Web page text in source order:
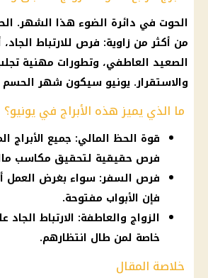
الحوت في دائرة الضوء هذا الشهر.
من أكثر من زاوية: فرص للارتباط
الصعيد العاطفي، وتطورات مهنية
والاستقرار. يونيو سيكون شهر الحسم
ما الذي يميز هذه الأبراج في يونيو؟
قوة الحظ المالي: جميع الأبراج
فرص حقيقية لتحقيق مكاسب
فرص السفر: سواء بغرض العمل
فإن الأبواب مفتوحة.
الزواج والعاطفة: الارتباط الجاد
خاصة لمن طال انتظارهم.
خلاصة المقال